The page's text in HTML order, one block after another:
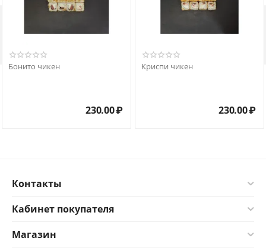
Бонито чикен
230.00₽
Криспи чикен
230.00₽
Контакты
Кабинет покупателя
Магазин